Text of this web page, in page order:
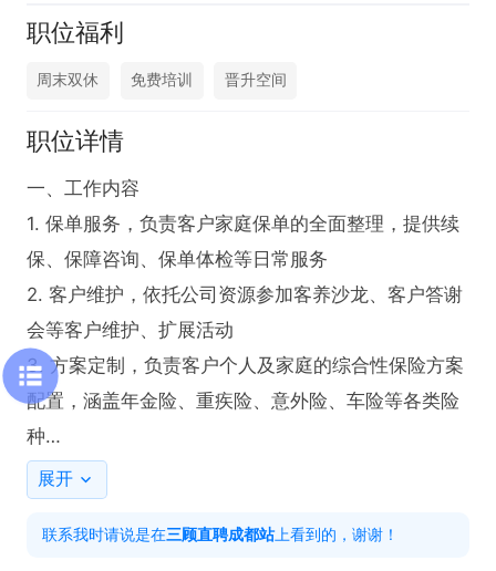
职位福利
周末双休 免费培训 晋升空间
职位详情
一、工作内容
1. 保单服务，负责客户家庭保单的全面整理，提供续
保、保障咨询、保单体检等日常服务
2. 客户维护，依托公司资源参加客养沙龙、客户答谢
会等客户维护、扩展活动
3. 方案定制，负责客户个人及家庭的综合性保险方案
配置，涵盖年金险、重疾险、意外险、车险等各类险
种
二、岗位要求
2.愿意持续学习，积极参与公司各类技能提升培训
展开
联系我时请说是在三顾直聘成都站上看到的，谢谢！